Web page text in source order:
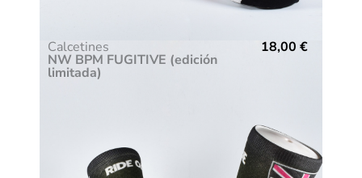
Calcetines
NW BPM FUGITIVE (edición
limitada)
18,00 €